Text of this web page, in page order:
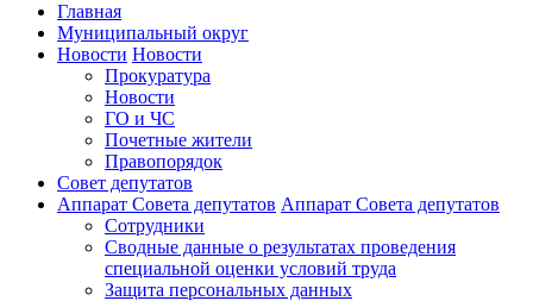
Главная
Муниципальный округ
Новости Новости
Прокуратура
Новости
ГО и ЧС
Почетные жители
Правопорядок
Совет депутатов
Аппарат Совета депутатов Аппарат Совета депутатов
Сотрудники
Сводные данные о результатах проведения
специальной оценки условий труда
Защита персональных данных